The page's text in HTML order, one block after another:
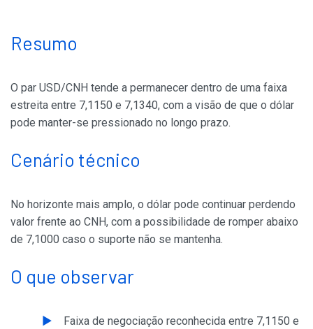
Resumo
O par USD/CNH tende a permanecer dentro de uma faixa
estreita entre 7,1150 e 7,1340, com a visão de que o dólar
pode manter-se pressionado no longo prazo.
Cenário técnico
No horizonte mais amplo, o dólar pode continuar perdendo
valor frente ao CNH, com a possibilidade de romper abaixo
de 7,1000 caso o suporte não se mantenha.
O que observar
Faixa de negociação reconhecida entre 7,1150 e